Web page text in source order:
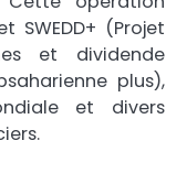
SWEDD+ (Projet
et dividende
plus),
et divers